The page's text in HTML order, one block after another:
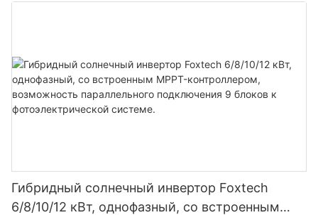
Гибридный солнечный инвертор Foxtech
6/8/10/12 кВт, однофазный, со встроенным